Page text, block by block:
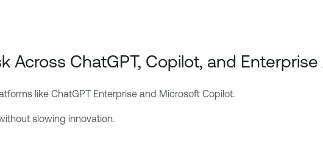
Across ChatGPT, Copilot, and Enterprise
like ChatGPT Enterprise and Microsoft Copilot.
slowing innovation.